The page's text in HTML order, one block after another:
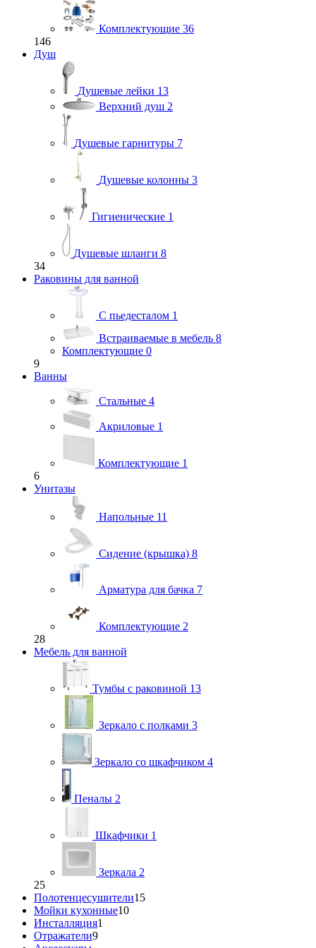
Комплектующие 36
146
Душ
Душевые лейки 13
Верхний душ 2
Душевые гарнитуры 7
Душевые колонны 3
Гигиенические 1
Душевые шланги 8
34
Раковины для ванной
С пьедесталом 1
Встраиваемые в мебель 8
Комплектующие 0
9
Ванны
Стальные 4
Акриловые 1
Комплектующие 1
6
Унитазы
Напольные 11
Сидение (крышка) 8
Арматура для бачка 7
Комплектующие 2
28
Мебель для ванной
Тумбы с раковиной 13
Зеркало с полками 3
Зеркало со шкафчиком 4
Пеналы 2
Шкафчики 1
Зеркала 2
25
Полотенцесушители15
Мойки кухонные10
Инсталляция1
Отражатели9